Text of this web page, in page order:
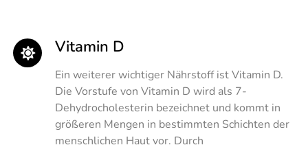
Vitamin D
Ein weiterer wichtiger Nährstoff ist Vitamin D.
Die Vorstufe von Vitamin D wird als 7-
Dehydrocholesterin bezeichnet und kommt in
größeren Mengen in bestimmten Schichten der
menschlichen Haut vor. Durch